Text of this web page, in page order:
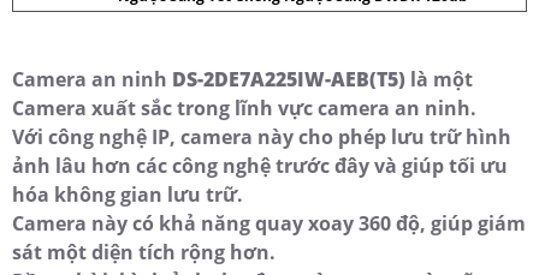
Camera an ninh DS-2DE7A225IW-AEB(T5) là một
Camera xuất sắc trong lĩnh vực camera an ninh.
Với công nghệ IP, camera này cho phép lưu trữ hình
ảnh lâu hơn các công nghệ trước đây và giúp tối ưu
hóa không gian lưu trữ.
Camera này có khả năng quay xoay 360 độ, giúp giám
sát một diện tích rộng hơn.